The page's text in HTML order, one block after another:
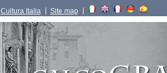
Cultura Italia Site map